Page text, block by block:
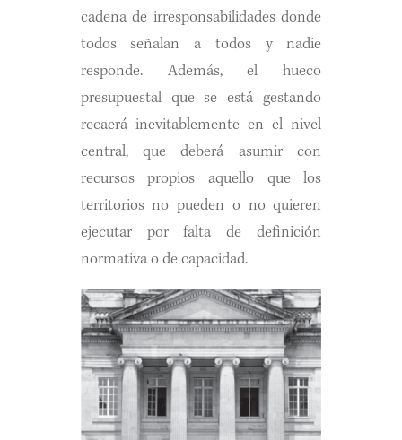
cadena de irresponsabilidades donde
todos señalan a todos y nadie
responde. Además, el hueco
presupuestal que se está gestando
recaerá inevitablemente en el nivel
central, que deberá asumir con
recursos propios aquello que los
territorios no pueden o no quieren
ejecutar por falta de definición
normativa o de capacidad.